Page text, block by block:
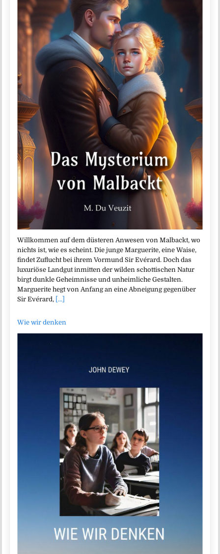
Willkommen auf dem düsteren Anwesen von Malbackt, wo
nichts ist, wie es scheint. Die junge Marguerite, eine Waise,
findet Zuflucht bei ihrem Vormund Sir Evérard. Doch das
luxuriöse Landgut inmitten der wilden schottischen Natur
birgt dunkle Geheimnisse und unheimliche Gestalten.
Marguerite hegt von Anfang an eine Abneigung gegenüber
Sir Evérard, [...]
Wie wir denken